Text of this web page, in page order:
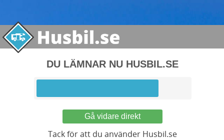
DU LÄMNAR NU HUSBIL.SE
Gå vidare direkt
Tack för att du använder Husbil.se